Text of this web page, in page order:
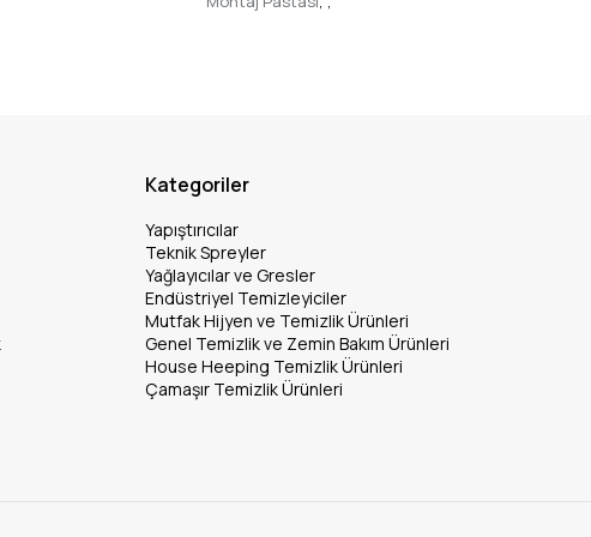
Kategoriler
Yapıştırıcılar
Teknik Spreyler
Yağlayıcılar ve Gresler
Endüstriyel Temizleyiciler
Mutfak Hijyen ve Temizlik Ürünleri
Genel Temizlik ve Zemin Bakım Ürünleri
House Heeping Temizlik Ürünleri
Çamaşır Temizlik Ürünleri